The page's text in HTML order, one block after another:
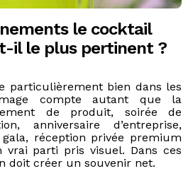
le cocktail
il le plus pertinent ?
particulièrement bien dans les
compte autant que la
de produit, soirée de
anniversaire d’entreprise,
réception privée premium
vrai parti pris visuel. Dans ces
doit créer un souvenir net.